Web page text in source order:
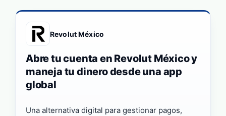
Revolut México
Abre tu cuenta en Revolut México y
maneja tu dinero desde una app
global
Una alternativa digital para gestionar pagos,